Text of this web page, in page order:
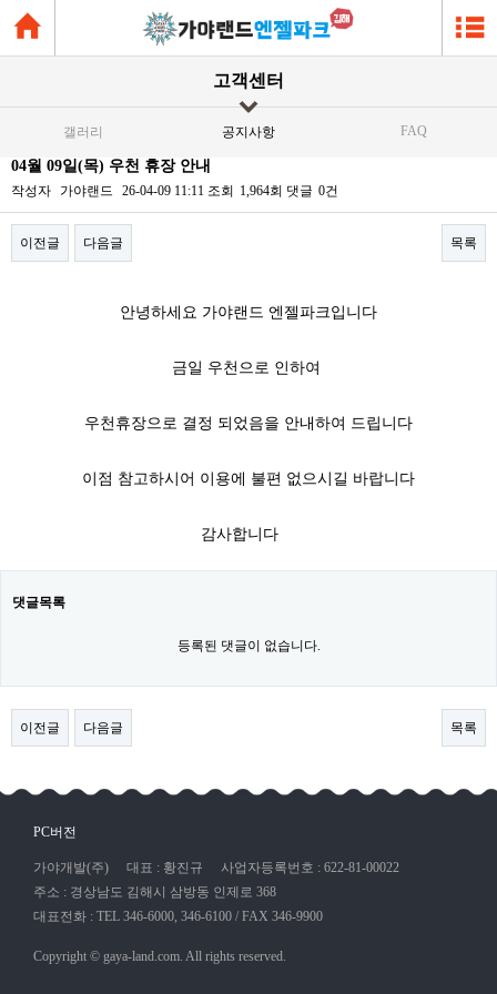
고객센터
갤러리 공지사항 FAQ
04월 09일(목) 우천 휴장 안내
작성자 가야랜드 26-04-09 11:11 조회 1,964회 댓글 0건
이전글 다음글 목록
안녕하세요 가야랜드 엔젤파크입니다
금일 우천으로 인하여
우천휴장으로 결정 되었음을 안내하여 드립니다
이점 참고하시어 이용에 불편 없으시길 바랍니다
감사합니다​
댓글목록
등록된 댓글이 없습니다.
이전글 다음글 목록
PC버전
가야개발(주) 대표 : 황진규
사업자등록번호 : 622-81-00022
주소 : 경상남도 김해시 삼방동 인제로 368
대표전화 : TEL 346-6000, 346-6100 / FAX 346-9900
Copyright © gaya-land.com. All rights reserved.